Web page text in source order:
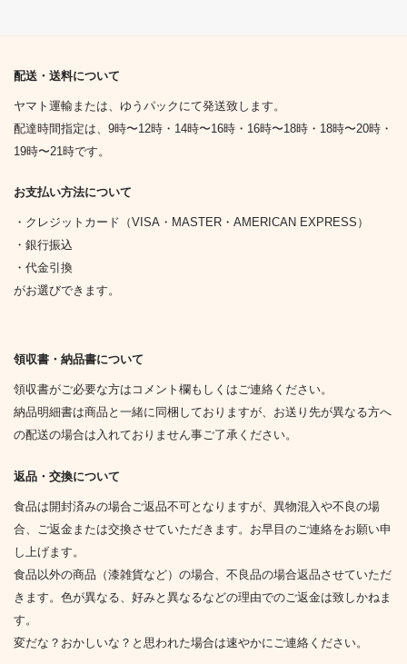
配送・送料について
ヤマト運輸または、ゆうパックにて発送致します。
配達時間指定は、9時〜12時・14時〜16時・16時〜18時・18時〜20時・
19時〜21時です。
お支払い方法について
・クレジットカード（VISA・MASTER・AMERICAN EXPRESS）
・銀行振込
・代金引換
がお選びできます。
領収書・納品書について
領収書がご必要な方はコメント欄もしくはご連絡ください。
納品明細書は商品と一緒に同梱しておりますが、お送り先が異なる方へ
の配送の場合は入れておりません事ご了承ください。
返品・交換について
食品は開封済みの場合ご返品不可となりますが、異物混入や不良の場
合、ご返金または交換させていただきます。お早目のご連絡をお願い申
し上げます。
食品以外の商品（漆雑貨など）の場合、不良品の場合返品させていただ
きます。色が異なる、好みと異なるなどの理由でのご返金は致しかねま
す。
変だな？おかしいな？と思われた場合は速やかにご連絡ください。